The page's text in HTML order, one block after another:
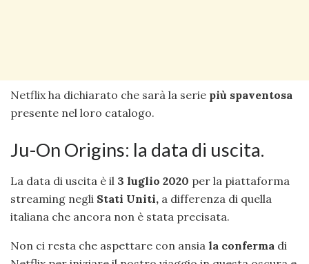
Netflix ha dichiarato che sarà la serie più spaventosa
presente nel loro catalogo.
Ju-On Origins: la data di uscita.
La data di uscita è il 3 luglio 2020 per la piattaforma
streaming negli Stati Uniti, a differenza di quella
italiana che ancora non è stata precisata.
Non ci resta che aspettare con ansia la conferma di